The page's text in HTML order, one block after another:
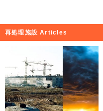
再処理施設 Articles